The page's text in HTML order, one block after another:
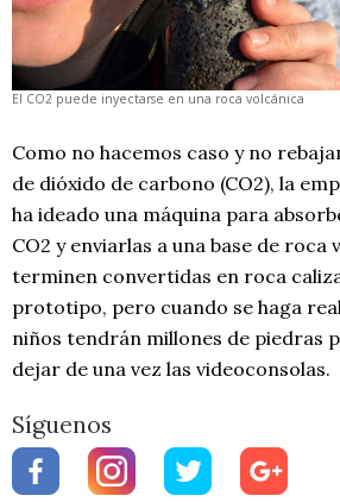
El CO2 puede inyectarse en una roca volcánica
Como no hacemos caso y no
de dióxido de carbono (CO2), la
ha ideado una máquina para
CO2 y enviarlas a una base de roca
terminen convertidas en roca
prototipo, pero cuando se haga
niños tendrán millones de piedras
dejar de una vez las videoconsolas.
Síguenos